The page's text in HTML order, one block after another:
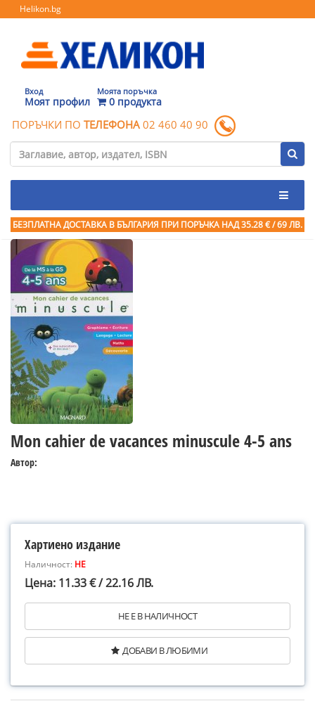
Helikon.bg
Вход
Моят профил
Моята поръчка
0 продукта
ПОРЪЧКИ ПО ТЕЛЕФОНА 02 460 40 90
БЕЗПЛАТНА ДОСТАВКА В БЪЛГАРИЯ ПРИ ПОРЪЧКА НАД 35.28 € / 69 ЛВ.
Mon cahier de vacances minuscule 4-5 ans
Автор:
Хартиено издание
Наличност: НЕ
Цена: 11.33 € / 22.16 ЛВ.
НЕ Е В НАЛИЧНОСТ
ДОБАВИ В ЛЮБИМИ